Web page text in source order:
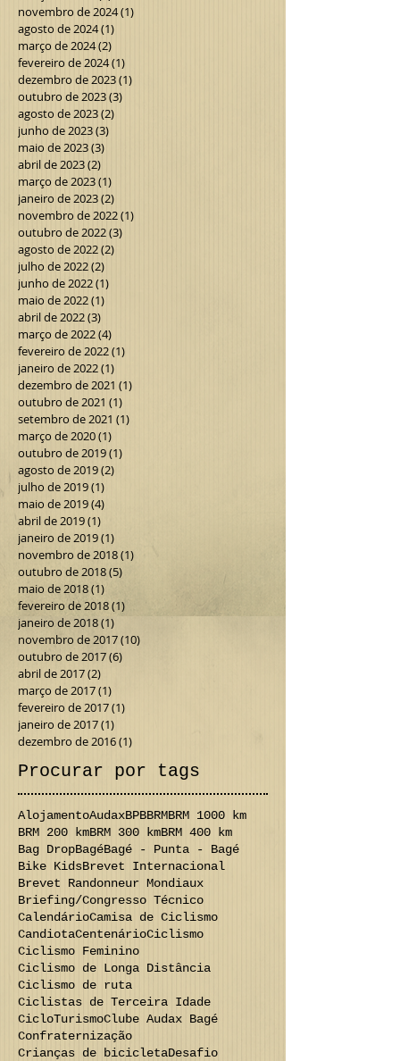
novembro de 2024(1)
agosto de 2024(1)
março de 2024(2)
fevereiro de 2024(1)
dezembro de 2023(1)
outubro de 2023(3)
agosto de 2023(2)
junho de 2023(3)
maio de 2023(3)
abril de 2023(2)
março de 2023(1)
janeiro de 2023(2)
novembro de 2022(1)
outubro de 2022(3)
agosto de 2022(2)
julho de 2022(2)
junho de 2022(1)
maio de 2022(1)
abril de 2022(3)
março de 2022(4)
fevereiro de 2022(1)
janeiro de 2022(1)
dezembro de 2021 (1)
outubro de 2021 (1)
setembro de 2021 (1)
março de 2020(1)
outubro de 2019(1)
agosto de 2019(2)
julho de 2019(1)
maio de 2019(4)
abril de 2019(1)
janeiro de 2019(1)
novembro de 2018(1)
outubro de 2018(5)
maio de 2018(1)
fevereiro de 2018(1)
janeiro de 2018(1)
novembro de 2017(10)
outubro de 2017(6)
abril de 2017(2)
março de 2017(1)
fevereiro de 2017(1)
janeiro de 2017(1)
dezembro de 2016(1)
Procurar por tags
AlojamentoAudaxBPBBRMBRM 1000 km
BRM 200 kmBRM 300 kmBRM 400 km
Bag DropBagéBagé - Punta - Bagé
Bike KidsBrevet Internacional
Brevet Randonneur Mondiaux
Briefing/Congresso Técnico
CalendárioCamisa de Ciclismo
CandiotaCentenárioCiclismo
Ciclismo Feminino
Ciclismo de Longa Distância
Ciclismo de ruta
Ciclistas de Terceira Idade
CicloTurismoClube Audax Bagé
Confraternização
Crianças de bicicletaDesafio